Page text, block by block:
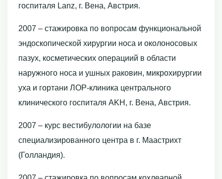
госпиталя Lanz, г. Вена, Австрия.
2007 – стажировка по вопросам функциональной
эндоскопической хирургии носа и околоносовых
пазух, косметических операциий в области
наружного носа и ушных раковин, микрохирургии
уха и гортани ЛОР-клиника центрального
клинического госпиталя AKH, г. Вена, Австрия.
2007 – курс вестибулологии на базе
специализированного центра в г. Маастрихт
(Голландия).